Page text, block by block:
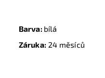
Barva: bílá
Záruka:24 měsíců